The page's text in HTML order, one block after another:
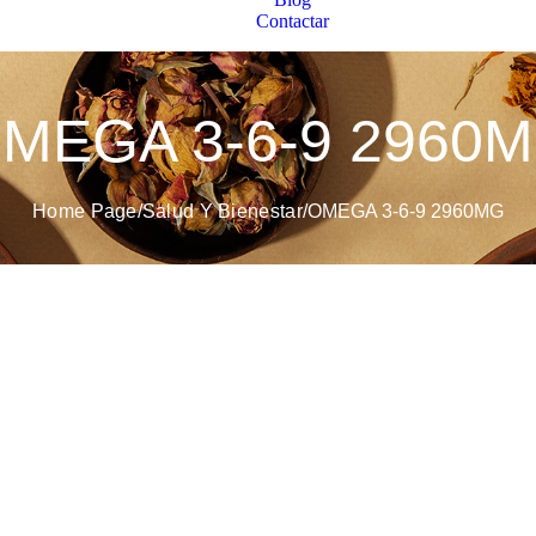
Contactar
3-6-9
Home Page/Salud Y Bienestar/OMEGA 3-6-9 2960MG